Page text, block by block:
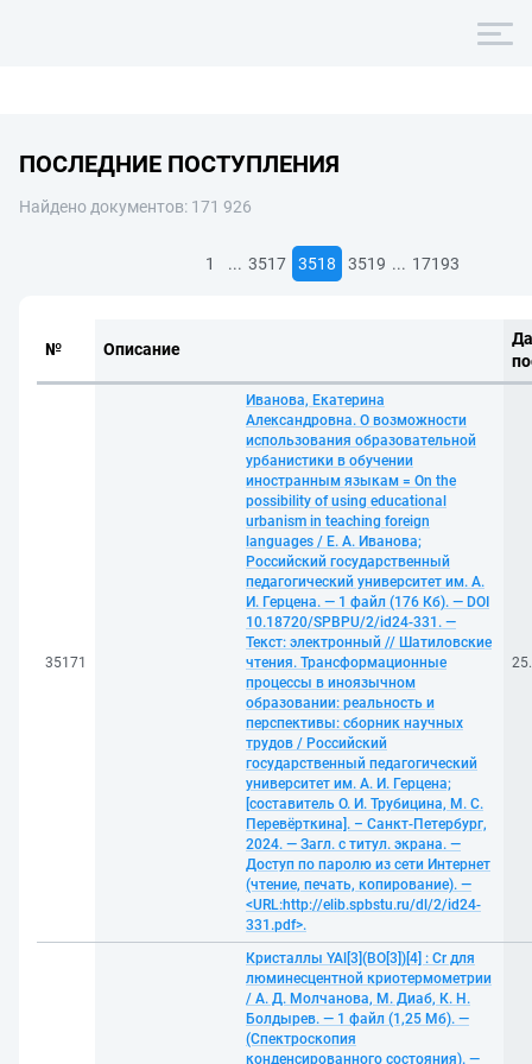
ПОСЛЕДНИЕ ПОСТУПЛЕНИЯ
Найдено документов: 171 926
1 ... 3517 3518 3519 ... 17193
№ Описание
35171
Иванова, Екатерина
Александровна. О возможности
использования образовательной
урбанистики в обучении
иностранным языкам = On the
possibility of using educational
urbanism in teaching foreign
languages / Е. А. Иванова;
Российский государственный
педагогический университет им. А.
И. Герцена. — 1 файл (176 Кб). — DOI
10.18720/SPBPU/2/id24-331. —
Текст: электронный // Шатиловские
чтения. Трансформационные
процессы в иноязычном
образовании: реальность и
перспективы: сборник научных
трудов / Российский
государственный педагогический
университет им. А. И. Герцена;
[составитель О. И. Трубицина, М. С.
Перевёрткина]. – Санкт-Петербург,
2024. — Загл. с титул. экрана. —
Доступ по паролю из сети Интернет
(чтение, печать, копирование). —
<URL:http://elib.spbstu.ru/dl/2/id24-
331.pdf>.
Кристаллы YAl[3](BO[3])[4] : Cr для
люминесцентной криотермометрии
/ А. Д. Молчанова, М. Диаб, К. Н.
Болдырев. — 1 файл (1,25 Мб). —
(Спектроскопия
конденсированного состояния). —